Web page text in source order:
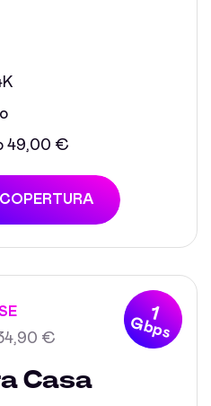
49,00 €
1
Gbps
€
Casa